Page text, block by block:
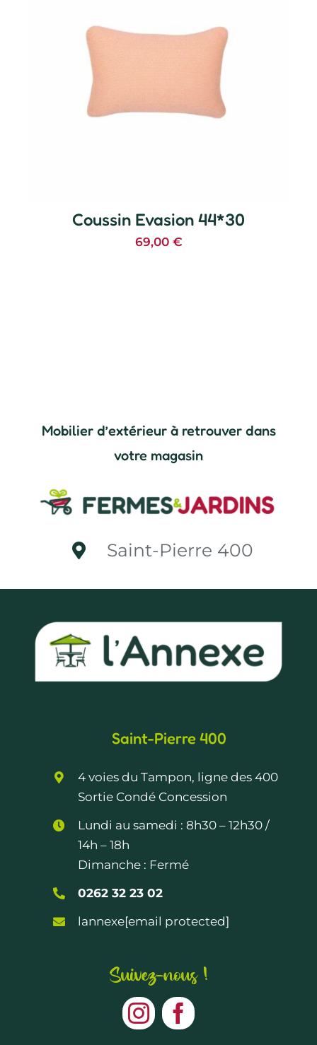
Coussin Evasion 44*30
69,00 €
Mobilier d’extérieur à retrouver dans
votre magasin
Saint-Pierre 400
Saint-Pierre 400
4 voies du Tampon, ligne des 400
Sortie Condé Concession
Lundi au samedi :8h30 – 12h30 /
14h – 18h
Dimanche : Fermé
0262 32 23 02
lannexe[email protected]
Suivez-nous !